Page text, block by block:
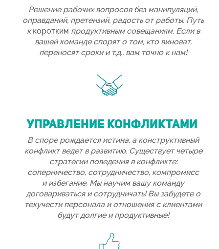
Решение рабочих вопросов без манипуляций,
оправданий, претензий, радость от работы. Путь
ккоротким продуктивным совещаниям. Если в
вашей команде спорят о том, кто виноват,
переносят сроки и т.д., вам точно к нам!
УПРАВЛЕНИЕ КОНФЛИКТАМИ
В споре рождается истина, а конструктивный
конфликт ведет в развитию. Существует четыре
стратегии поведения в конфликте:
соперничество, сотрудничество, компромисс
и избегание. Мы научим вашу команду
договариваться и сотрудничать! Вы забудете о
текучести персонала и отношения с клиентами
будут долгие и продуктивные!